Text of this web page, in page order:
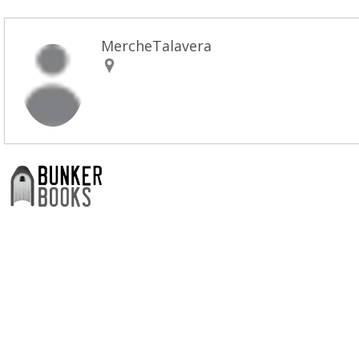
MercheTalavera